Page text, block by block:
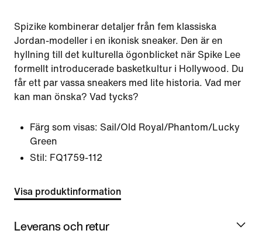
Spizike kombinerar detaljer från fem klassiska
Jordan-modeller i en ikonisk sneaker. Den är en
hyllning till det kulturella ögonblicket när Spike Lee
formellt introducerade basketkultur i Hollywood. Du
får ett par vassa sneakers med lite historia. Vad mer
kan man önska? Vad tycks?
Färg som visas: Sail/Old Royal/Phantom/Lucky
Green
Stil: FQ1759-112
Visa produktinformation
Leverans och retur